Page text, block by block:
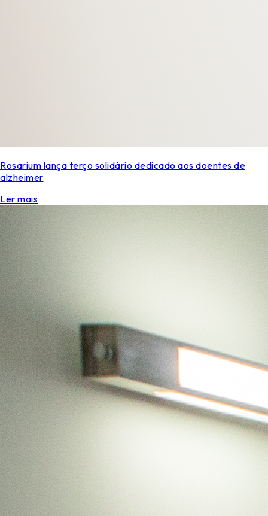
Rosarium lança terço solidário dedicado aos doentes de
alzheimer
Ler mais